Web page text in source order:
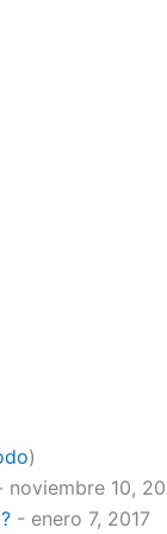
)
noviembre 10,
- enero 7, 2017